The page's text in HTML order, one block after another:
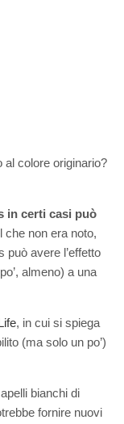
al colore originario?
in certi casi può
che non era noto,
avere l’effetto
almeno) a una
, in cui si spiega
(ma solo un po’)
bianchi di
fornire nuovi